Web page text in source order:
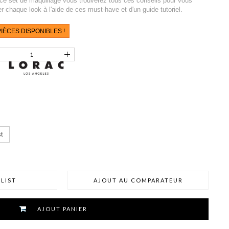
chaque look à l'aide de ces must-have et d'un guide tutoriel.
DISPONIBLES !
AJOUT AU COMPARATEUR
AJOUT PANIER